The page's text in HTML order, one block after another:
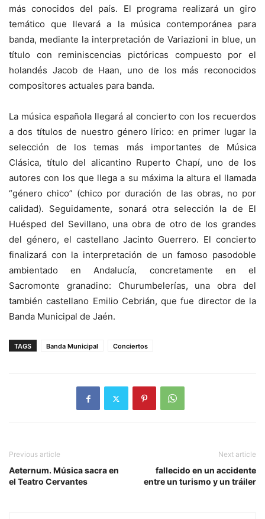
más conocidos del país. El programa realizará un giro
temático que llevará a la música contemporánea para
banda, mediante la interpretación de Variazioni in blue, un
título con reminiscencias pictóricas compuesto por el
holandés Jacob de Haan, uno de los más reconocidos
compositores actuales para banda.
La música española llegará al concierto con los recuerdos
a dos títulos de nuestro género lírico: en primer lugar la
selección de los temas más importantes de Música
Clásica, título del alicantino Ruperto Chapí, uno de los
autores con los que llega a su máxima la altura el llamada
“género chico” (chico por duración de las obras, no por
calidad). Seguidamente, sonará otra selección la de El
Huésped del Sevillano, una obra de otro de los grandes
del género, el castellano Jacinto Guerrero. El concierto
finalizará con la interpretación de un famoso pasodoble
ambientado en Andalucía, concretamente en el
Sacromonte granadino: Churumbelerías, una obra del
también castellano Emilio Cebrián, que fue director de la
Banda Municipal de Jaén.
TAGS Banda Municipal Conciertos
Previous article
Aeternum. Música sacra en
el Teatro Cervantes
Next article
fallecido en un accidente
entre un turismo y un tráiler